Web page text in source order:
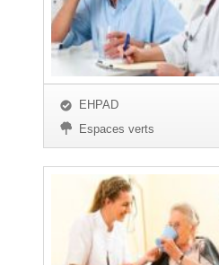
EHPAD
Espaces verts